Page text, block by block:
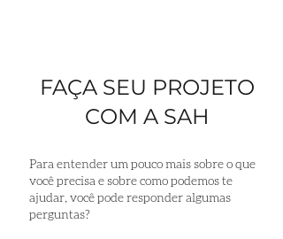
FAÇA SEU PROJETO
COM A SAH
Para entender um pouco mais sobre o que
você precisa e sobre como podemos te
ajudar, você pode responder algumas
perguntas?